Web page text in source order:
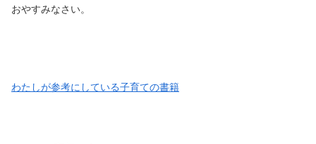
おやすみなさい。
わたしが参考にしている子育ての書籍